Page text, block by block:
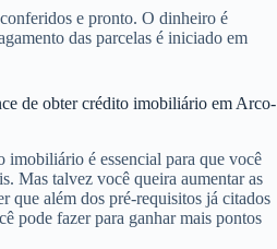
e pronto. O dinheiro é
das parcelas é iniciado em
de obter crédito imobiliário em Arco-
imobiliário é essencial para que você
Mas talvez você queira aumentar as
que além dos pré-requisitos já citados
pode fazer para ganhar mais pontos